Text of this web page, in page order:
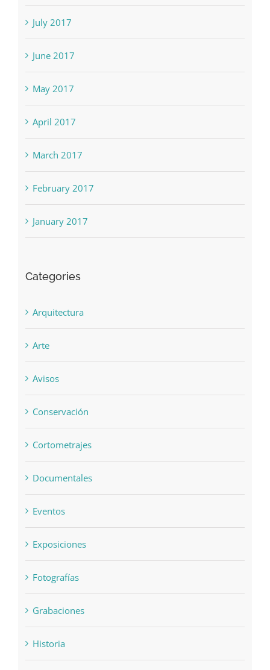
July 2017
June 2017
May 2017
April 2017
March 2017
February 2017
January 2017
Categories
Arquitectura
Arte
Avisos
Conservación
Cortometrajes
Documentales
Eventos
Exposiciones
Fotografías
Grabaciones
Historia